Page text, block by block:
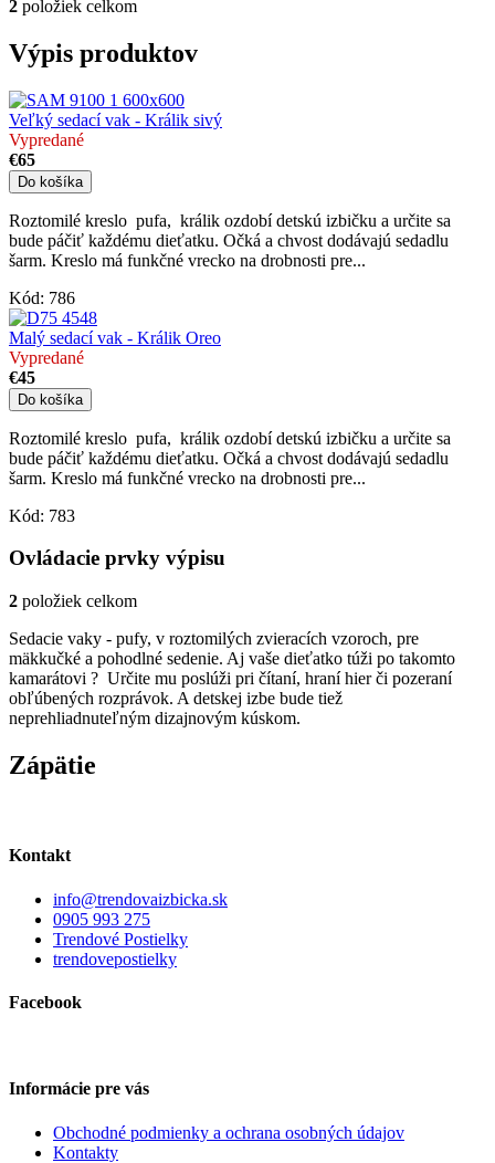
2 položiek celkom
Výpis produktov
Veľký sedací vak - Králik sivý
Vypredané
€65
Do košíka
Roztomilé kreslo pufa, králik ozdobí detskú izbičku a určite sa
bude páčiť každému dieťatku. Očká a chvost dodávajú sedadlu
šarm. Kreslo má funkčné vrecko na drobnosti pre...
Kód: 786
Malý sedací vak - Králik Oreo
Vypredané
€45
Do košíka
Roztomilé kreslo pufa, králik ozdobí detskú izbičku a určite sa
bude páčiť každému dieťatku. Očká a chvost dodávajú sedadlu
šarm. Kreslo má funkčné vrecko na drobnosti pre...
Kód: 783
Ovládacie prvky výpisu
2 položiek celkom
Sedacie vaky - pufy, v roztomilých zvieracích vzoroch, pre
mäkkučké a pohodlné sedenie. Aj vaše dieťatko túži po takomto
kamarátovi ? Určite mu poslúži pri čítaní, hraní hier či pozeraní
obľúbených rozprávok. A detskej izbe bude tiež
neprehliadnuteľným dizajnovým kúskom.
Zápätie
Kontakt
info@trendovaizbicka.sk
0905 993 275
Trendové Postielky
trendovepostielky
Facebook
Informácie pre vás
Obchodné podmienky a ochrana osobných údajov
Kontakty